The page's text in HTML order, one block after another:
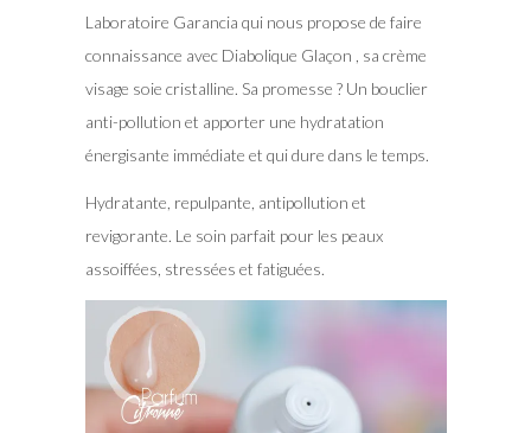
Laboratoire Garancia qui nous propose de faire
connaissance avec Diabolique Glaçon , sa crème
visage soie cristalline. Sa promesse ? Un bouclier
anti-pollution et apporter une hydratation
énergisante immédiate et qui dure dans le temps.
Hydratante, repulpante, antipollution et
revigorante. Le soin parfait pour les peaux
assoiffées, stressées et fatiguées.